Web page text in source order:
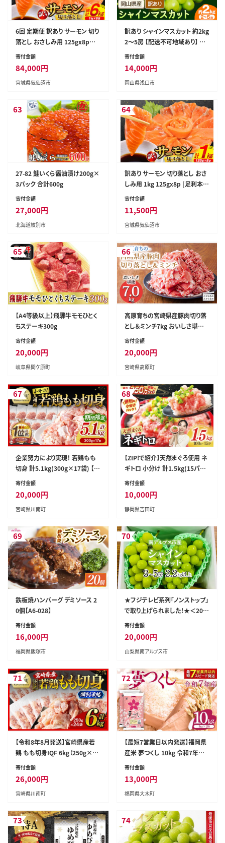
6回 定期便 訳あり サーモン 切り
落とし おさしみ用 125gx8p×6
回 合計6kg [足利本店 宮城県
け サケ お刺し身 刺し身 刺身 生
食 個包装 小分け カット済み 銀
寄付金額
84,000円
宮城県気仙沼市
訳あり シャインマスカット 約2kg
2～5房 【配送不可地域あり】 花
田青果株式会社《2026年9月上
4_9a10m_25_14000_2kg---
寄付金額
14,000円
岡山県浅口市
63
27-82 鮭いくら醤油漬け200g×
3パック 合計600g
寄付金額
27,000円
北海道紋別市
64
訳あり サーモン 切り落とし おさ
しみ用 1kg 125gx8p [足利本店
宮城県 気仙沼市 20564313] 魚
生 生食 個包装 チリ銀鮭 銀鮭 海
鮮 海鮮丼 魚介
寄付金額
11,500円
宮城県気仙沼市
65
【A4等級以上】飛騨牛モモひとく
ちステーキ300g
寄付金額
20,000円
岐阜県関ケ原町
66
高原育ちの宮崎県産豚肉切り落
とし＆ミンチ7kg おいしさ堪能
アレンジ色々 [夕食 お弁当 一人
ぶしゃぶ ハンバーグ 餃子 肉巻
き ミートソース 麻婆豆腐] TF07
寄付金額
20,000円
宮崎県高原町
67
企業努力により実現！ 若鶏もも
切身 計5.1kg(300g×17袋) 【
国産 九州産 鶏肉 肉 とり もも肉
送料無料 】［C00711］
寄付金額
20,000円
宮崎県川南町
68
【ZIP!で紹介】天然まぐろ使用 ネ
ギトロ 小分け 計1.5kg(15パッ
ク入り)[Umios オーシャン 静岡
ねぎとろ マグロ 鮪 まぐろたたき
粗挽き ねぎとろ丼 ネギトロ丼 小
らし 便利 簡単
寄付金額
10,000円
静岡県吉田町
69
鉄板焼ハンバーグ デミソース 2
0個【A6-028】
寄付金額
16,000円
福岡県飯塚市
70
★フジテレビ系列「ノンストップ」
で取り上げられました！★＜202
6年発送先行予約＞南アルプス
上（3～5房） クール便発送 ALPA
G011
寄付金額
20,000円
山梨県南アルプス市
71
【令和8年8月発送】宮崎県産若
鶏 もも切身IQF 6kg（250g×2
4） 【 宮崎県産 急速冷凍 瞬間凍
もも モモ肉 大容量 宮崎県 川南
町 送料無料 】 [C12016r808]
寄付金額
26,000円
宮崎県川南町
72
【最短7営業日以内発送】福岡県
産米 夢つくし 10kg 令和7年産
※北海道・沖縄・離島は配送不可
産 国産 お米 ブランド米 5kg ×
2 ゆめつくし】CY009_01
寄付金額
13,000円
福岡県大木町
73 74